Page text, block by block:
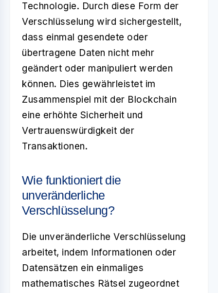
Technologie. Durch diese Form der
Verschlüsselung wird sichergestellt,
dass einmal gesendete oder
übertragene Daten nicht mehr
geändert oder manipuliert werden
können. Dies gewährleistet im
Zusammenspiel mit der Blockchain
eine erhöhte Sicherheit und
Vertrauenswürdigkeit der
Transaktionen.
Wie funktioniert die
unveränderliche
Verschlüsselung?
Die unveränderliche Verschlüsselung
arbeitet, indem Informationen oder
Datensätzen ein einmaliges
mathematisches Rätsel zugeordnet